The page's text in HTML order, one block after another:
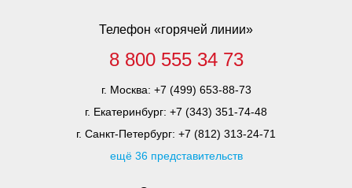
Телефон «горячей линии»
8 800 555 34 73
г. Москва: +7 (499) 653-88-73
г. Екатеринбург: +7 (343) 351-74-48
г. Санкт-Петербург: +7 (812) 313-24-71
ещё 36 представительств